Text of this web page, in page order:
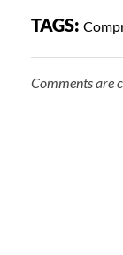
TAGS:
Comments are